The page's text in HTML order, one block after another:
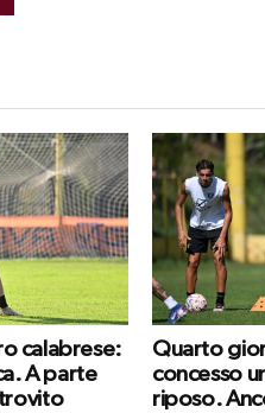
calabrese:
A parte
Quarto
concesso
riposo.